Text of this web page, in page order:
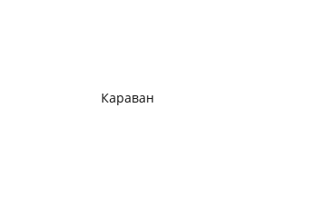
Караван